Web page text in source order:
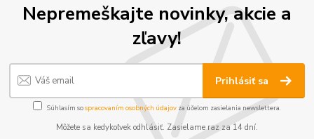
Nepremeškajte novinky, akcie a
zľavy!
Prihlásiť sa
Súhlasím sospracovaním osobných údajov za účelom zasielania newslettera.
Môžete sa kedykoľvek odhlásiť. Zasielame raz za 14 dní.